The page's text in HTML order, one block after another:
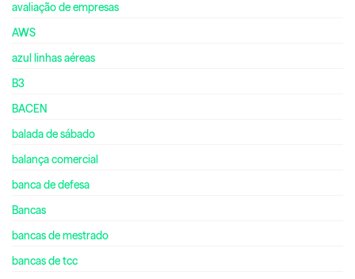
avaliação de empresas
AWS
azul linhas aéreas
B3
BACEN
balada de sábado
balança comercial
banca de defesa
Bancas
bancas de mestrado
bancas de tcc